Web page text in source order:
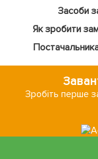
Засоби
Як зробити
Зробіть перше